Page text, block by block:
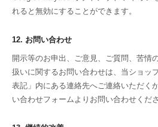
れると無効にすることができます。
12. お問い合わせ
開示等のお申出、ご意見、ご質問、苦情
扱いに関するお問い合わせは、当ショッ
表記」内にある連絡先へご連絡いただく
い合わせフォームよりお問い合わせくださ